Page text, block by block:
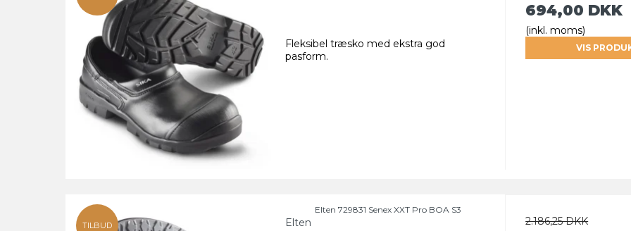
Fleksibel træsko med ekstra god
pasform.
694,00 DKK
(inkl. moms)
VIS
TILBUD
Elten 729831 Senex XXT Pro BOA S3
Elten 2.186,25 DKK